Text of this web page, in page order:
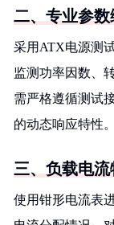
二、专业参
采用ATX电源测
监测功率因数、
需严格遵循测试
的动态响应特性。
三、负载电
使用钳形电流表